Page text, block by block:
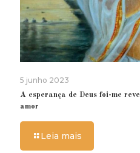
5 junho 2023
A esperança de Deus foi-me
amor
Leia mais